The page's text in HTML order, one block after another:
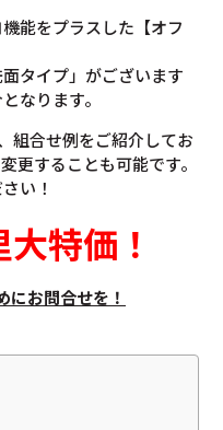
能をプラスした【オフ
タイプ」がございます
なります。
組合せ例をご紹介してお
更することも可能です。
い！
大特価 ！
にお問合せを！